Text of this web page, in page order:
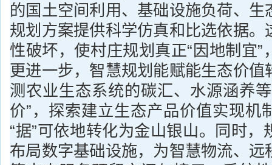
的国土空间利用、基础设施负荷、生
规划方案提供科学仿真和比选依据。
性破坏，使村庄规划真正“因地制宜”
更进一步，智慧规划能赋能生态价值
测农业生态系统的碳汇、水源涵养
价”，探索建立生态产品价值实现机
“据”可依地转化为金山银山。同时，
布局数字基础设施，为智慧物流、远